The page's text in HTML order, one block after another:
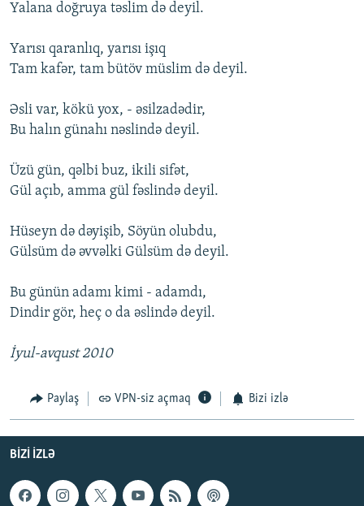
Yalana doğruya təslim də deyil.
Yarısı qaranlıq, yarısı işıq
Tam kafər, tam bütöv müslim də deyil.
Əsli var, kökü yox, - əsilzadədir,
Bu halın günahı nəslində deyil.
Üzü gün, qəlbi buz, ikili sifət,
Gül açıb, amma gül fəslində deyil.
Hüseyn də dəyişib, Söyün olubdu,
Gülsüm də əvvəlki Gülsüm də deyil.
Bu günün adamı kimi - adamdı,
Dindir gör, heç o da əslində deyil.
İyul-avqust 2010
Paylaş VPN-siz açmaq Bizi izlə
BIZI IZLƏ